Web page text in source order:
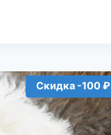
Скидка -100 ₽